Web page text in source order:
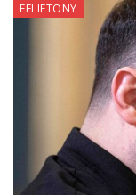
FELIETONY